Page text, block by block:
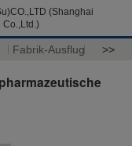
(Shanghai
Co.,Ltd.)
Fabrik-Ausflug >>